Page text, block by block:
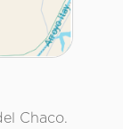
Chaco.